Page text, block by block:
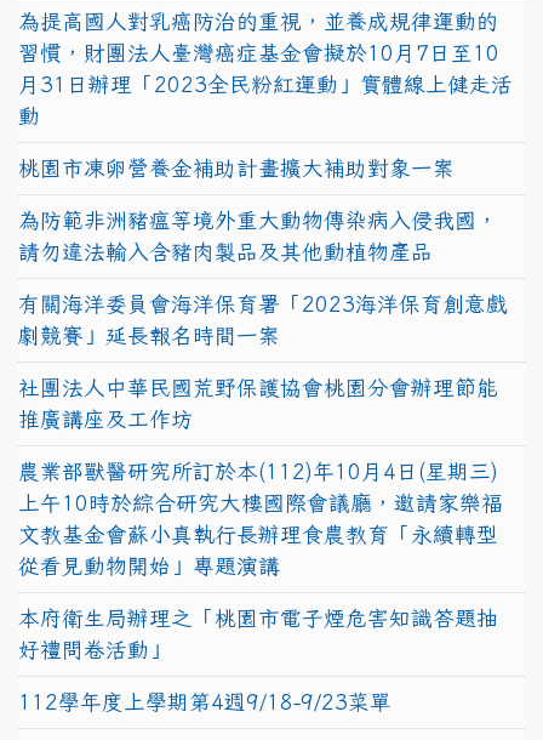
為提高國人對乳癌防治的重視，並養成規律運動的
習慣，財團法人臺灣癌症基金會擬於10月7日至10
月31日辦理「2023全民粉紅運動」實體線上健走活
動
桃園市凍卵營養金補助計畫擴大補助對象一案
為防範非洲豬瘟等境外重大動物傳染病入侵我國，
請勿違法輸入含豬肉製品及其他動植物產品
有關海洋委員會海洋保育署「2023海洋保育創意戲
劇競賽」延長報名時間一案
社團法人中華民國荒野保護協會桃園分會辦理節能
推廣講座及工作坊
農業部獸醫研究所訂於本(112)年10月4日(星期三)
上午10時於綜合研究大樓國際會議廳，邀請家樂福
文教基金會蘇小真執行長辦理食農教育「永續轉型
從看見動物開始」專題演講
本府衛生局辦理之「桃園市電子煙危害知識答題抽
好禮問卷活動」
112學年度上學期第4週9/18-9/23菜單